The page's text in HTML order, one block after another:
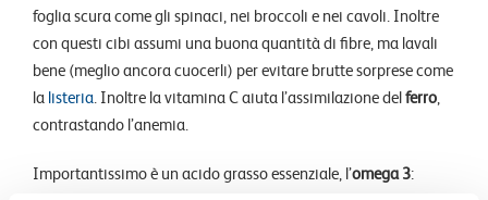
foglia scura come gli spinaci, nei broccoli e nei cavoli. Inoltre
con questi cibi assumi una buona quantità di fibre, ma lavali
bene (meglio ancora cuocerli) per evitare brutte sorprese come
la listeria . Inoltre la vitamina C aiuta l’assimilazione delferro
contrastando l’anemia.
Importantissimo è un acido grasso essenziale, l’omega 3: